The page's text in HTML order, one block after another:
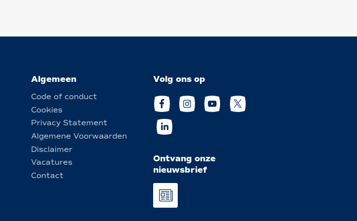
Algemeen
Code of conduct
Cookies
Privacy Statement
Algemene Voorwaarden
Disclaimer
Vacatures
Contact
Volg ons op
Ontvang onze
nieuwsbrief